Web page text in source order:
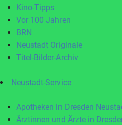
Kino-Tipps
Vor 100 Jahren
BRN
Neustadt Originale
Titel-Bilder-Archiv
Neustadt-Service
Apotheken in Dresden
Ärztinnen und Ärzte in